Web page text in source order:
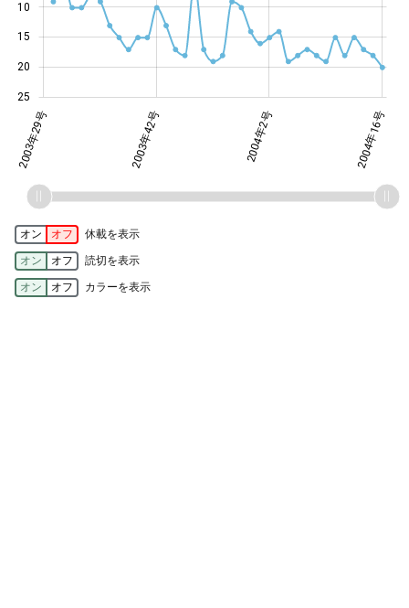
10
25
20
15
2003年29号
41号
52号
13号
2003年42号 2004年2号 2004年16号
オン オフ 休載を表示
オン オフ 読切を表示
オン オフ カラーを表示